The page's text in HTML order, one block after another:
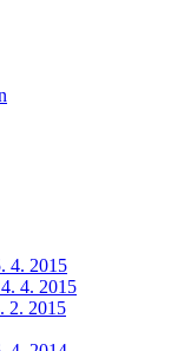
4. 2015
4. 2015
2. 2015